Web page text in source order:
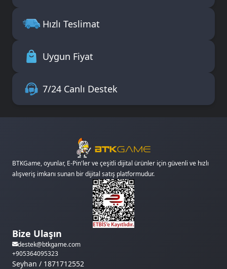
Hızlı Teslimat
Uygun Fiyat
7/24 Canlı Destek
BTKGame, oyunlar, E-Pin'ler ve çeşitli dijital ürünler için güvenli ve hızlı
alışveriş imkanı sunan bir dijital satış platformudur.
Bize Ulaşın
destek@btkgame.com
+905364095323
Seyhan / 1871712552